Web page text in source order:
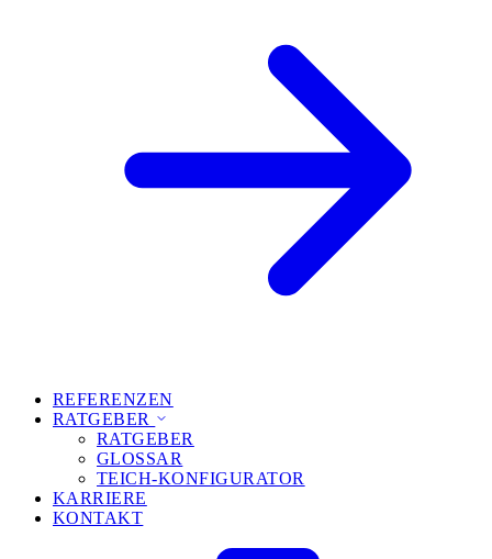
REFERENZEN
RATGEBER
RATGEBER
GLOSSAR
TEICH-KONFIGURATOR
KARRIERE
KONTAKT